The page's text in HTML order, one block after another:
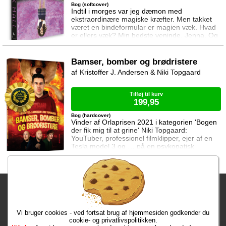
Indtil i morges var jeg dæmon med
ekstraordinære magiske kræfter. Men takket
været en bindeformular er magien væk. Hvad
er ellers væk? Min bedste veninde, Jenna. Og
min far. Og Archer, den fyr jeg er forelsket i.
stadig noget rod) Sophie er nu helt alene og
står over for nogle af sine værste fjender,
dæmonjægerne fra Brannick-familien!
Bog (softcover)
Bamser, bomber og brødristere
Vinder af Orlaprisen 2021 i kategorien 'Bogen
der fik mig til at grine' Niki Topgaard:
YouTuber, professionel filmklipper, ejer af en
Tesla model 3 og … på en psykopatisk
bamses dødsliste. Af en eller anden grund
bliver Niki jagtet af en møgirriterende
psykopatbamse. Det er selvfølgelig kun en
bamse, så den er ikke sååå svær at slå ihjel.
Men selv om Niki har brændt den, blendet
den, låst den nede i en affaldscontainer,
hugget h
Bog (hardcover)
Kristoffer J. Andersen & Niki Topgaard
Tilføj til kurv
199,95
Fragtgebyret er DKK 59,95 • Fragtgebyret bortfalder ved køb over
DKK 299,00
Bestiller du nu, har du dine varer på tirsdag!
Vi bruger cookies - ved fortsat brug af hjemmesiden godkender du
cookie- og privatlivspolitikken.